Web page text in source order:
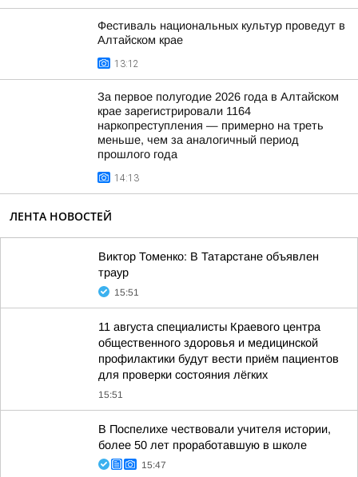
Фестиваль национальных культур проведут в
Алтайском крае
13:12
За первое полугодие 2026 года в Алтайском
крае зарегистрировали 1164
наркопреступления — примерно на треть
меньше, чем за аналогичный период
прошлого года
14:13
ЛЕНТА НОВОСТЕЙ
Виктор Томенко: В Татарстане объявлен
траур
15:51
11 августа специалисты Краевого центра
общественного здоровья и медицинской
профилактики будут вести приём пациентов
для проверки состояния лёгких
15:51
В Поспелихе чествовали учителя истории,
более 50 лет проработавшую в школе
15:47